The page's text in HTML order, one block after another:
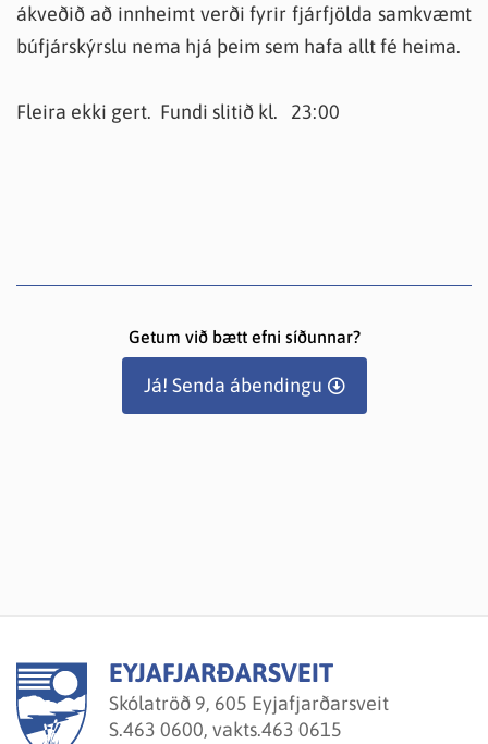
ákveðið að innheimt verði fyrir fjárfjölda samkvæmt
búfjárskýrslu nema hjá þeim sem hafa allt fé heima.
Fleira ekki gert. Fundi slitið kl. 23:00
Getum við bætt efni síðunnar?
Já! Senda ábendingu
EYJAFJARÐARSVEIT
Skólatröð 9, 605 Eyjafjarðarsveit
S.463 0600, vakts.463 0615